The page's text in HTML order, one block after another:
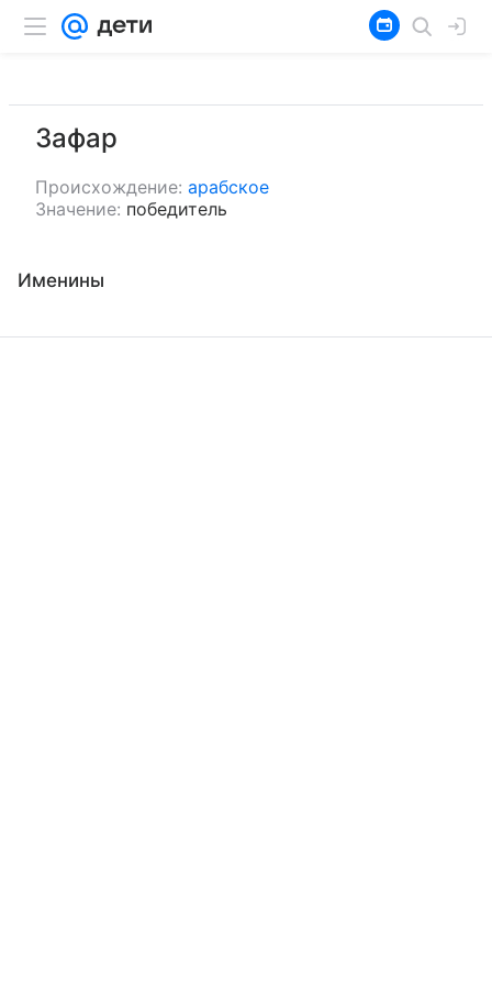
Зафар
Происхождение: арабское
Значение: победитель
Именины